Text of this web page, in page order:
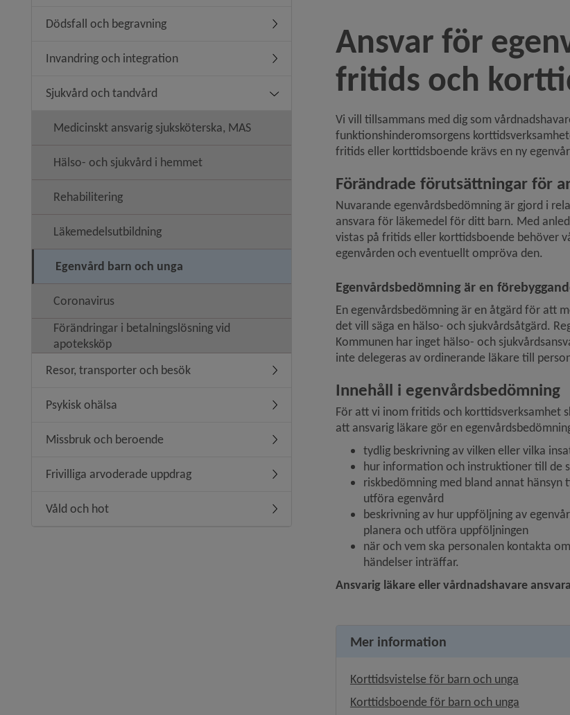
Dödsfall och begravning Undermeny för Dödsfall och begravning
Invandring och integration Undermeny för Invandring och integration
Sjukvård och tandvård Undermeny för Sjukvård och tandvård
Medicinskt ansvarig sjuksköterska, MAS
Hälso- och sjukvård i hemmet
Rehabilitering
Läkemedelsutbildning
Egenvård barn och unga
Coronavirus
Förändringar i betalningslösning vid
apoteksköp
Resor, transporter och besök
Undermeny för Resor, transporter och besök
Psykisk ohälsa Undermeny för Psykisk ohälsa
Missbruk och beroende Undermeny för Missbruk och beroende
Frivilliga arvoderade uppdrag Undermeny för Frivilliga arvoderade uppdrag
Våld och hot Undermeny för Våld och hot
Ansvar för
fritids och
Vi vill tillsammans med dig som
funktions­hinderomsorgens
fritids eller korttidsboende krävs en ny
Förändrade förutsättningar för
Nuvarande egenvårdsbedömning är gjord i
ansvara för läkemedel för ditt barn. Med
vistas på fritids eller korttidsboende behöver
egenvården och eventuellt ompröva den.
Egenvårdsbedömning är en
En egenvårdsbedömning är en åtgärd för att
det vill säga en hälso- och sjukvårdsåtgärd.
Kommunen har inget hälso- och
inte delegeras av ordinerande läkare till
Innehåll i egenvårdsbedömning
För att vi inom fritids och korttidsverksamhet
att ansvarig läkare gör en
tydlig beskrivning av vilken eller vilka
hur information och instruktioner till de
riskbedömning med bland annat
utföra egenvård
beskrivning av hur uppföljning av
planera och utföra uppföljningen
när och vem ska personalen kontakta
händelser inträffar.
Ansvarig läkare eller vårdnadshavare
Mer information
Korttidsvistelse för barn och unga
Korttidsboende för barn och unga